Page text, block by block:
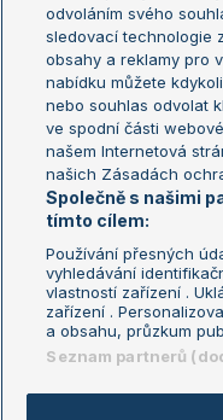
Aktualní trendy
Fotbalové přestupy
Livesport Daily
LS Prague Open
Podmínky užití
GDPR a žurnalistika
Kontakt
odvoláním svého
sledovací technologie
obsahy a reklamy pro
nabídku můžete
nebo souhlas odvolat
ve spodní části
našem Internetová
našich Zásadách
Společně s našimi
tímto cílem:
Používání přesných
vyhledávání
vlastností zařízení .
zařízení .
a obsahu, průzkum
Seznam partnerů